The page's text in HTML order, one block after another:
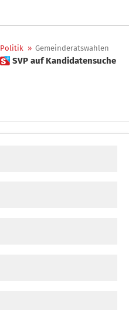
Politik » Gemeinderatswahlen
 SVP auf Kandidatensuche